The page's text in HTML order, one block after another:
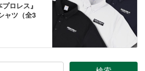
ロレス』
ャツ（全3